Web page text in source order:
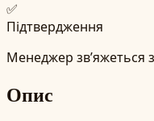
✅
Підтвердження
Менеджер зв’яжеться
Опис